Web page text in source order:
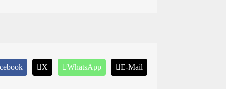
X WhatsApp E-Mail